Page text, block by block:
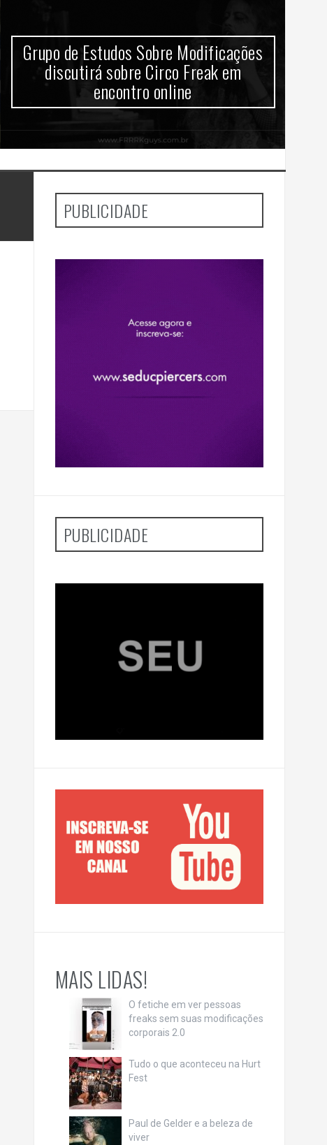
Grupo de Estudos Sobre Modificações
discutirá sobre Circo Freak em
encontro online
PUBLICIDADE
PUBLICIDADE
MAIS LIDAS!
O fetiche em ver pessoas
freaks sem suas modificações
corporais 2.0
Tudo o que aconteceu na Hurt
Fest
Paul de Gelder e a beleza de
viver